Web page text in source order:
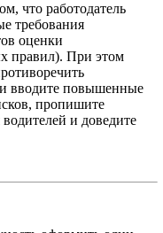
что работодатель
требования
оценки
правил). При этом
вводите повышенные
пропишите
и доведите